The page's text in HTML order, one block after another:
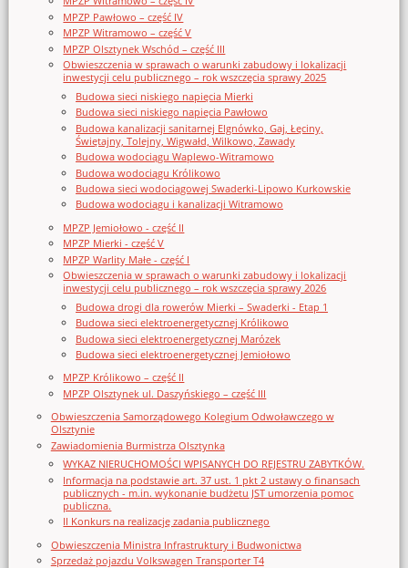
MPZP Pawłowo – część IV
MPZP Witramowo – część V
MPZP Olsztynek Wschód – część III
Obwieszczenia w sprawach o warunki zabudowy i lokalizacji
inwestycji celu publicznego – rok wszczęcia sprawy 2025
Budowa sieci niskiego napięcia Mierki
Budowa sieci niskiego napięcia Pawłowo
Budowa kanalizacji sanitarnej Elgnówko, Gaj, Łęciny,
Świętajny, Tolejny, Wigwałd, Wilkowo, Zawady
Budowa wodociągu Waplewo-Witramowo
Budowa wodociągu Królikowo
Budowa sieci wodociągowej Swaderki-Lipowo Kurkowskie
Budowa wodociągu i kanalizacji Witramowo
MPZP Jemiołowo - część II
MPZP Mierki - część V
MPZP Warlity Małe - część I
Obwieszczenia w sprawach o warunki zabudowy i lokalizacji
inwestycji celu publicznego – rok wszczęcia sprawy 2026
Budowa drogi dla rowerów Mierki – Swaderki - Etap 1
Budowa sieci elektroenergetycznej Królikowo
Budowa sieci elektroenergetycznej Marózek
Budowa sieci elektroenergetycznej Jemiołowo
MPZP Królikowo – część II
MPZP Olsztynek ul. Daszyńskiego – część III
Obwieszczenia Samorządowego Kolegium Odwoławczego w
Olsztynie
Zawiadomienia Burmistrza Olsztynka
WYKAZ NIERUCHOMOŚCI WPISANYCH DO REJESTRU ZABYTKÓW.
Informacja na podstawie art. 37 ust. 1 pkt 2 ustawy o finansach
publicznych - m.in. wykonanie budżetu JST umorzenia pomoc
publiczna.
II Konkurs na realizację zadania publicznego
Obwieszczenia Ministra Infrastruktury i Budwonictwa
Sprzedaż pojazdu Volkswagen Transporter T4